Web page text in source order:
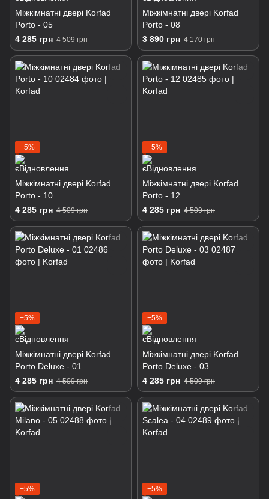
Міжкімнатні двері Korfad
Porto - 05
4 285 грн 4 509 грн
Міжкімнатні двері Korfad
Porto - 08
3 890 грн 4 170 грн
−5%
Міжкімнатні двері Korfad
Porto - 10
4 285 грн 4 509 грн
−5%
Міжкімнатні двері Korfad
Porto - 12
4 285 грн 4 509 грн
−5%
Міжкімнатні двері Korfad
Porto Deluxe - 01
4 285 грн 4 509 грн
−5%
Міжкімнатні двері Korfad
Porto Deluxe - 03
4 285 грн 4 509 грн
−5% −5%